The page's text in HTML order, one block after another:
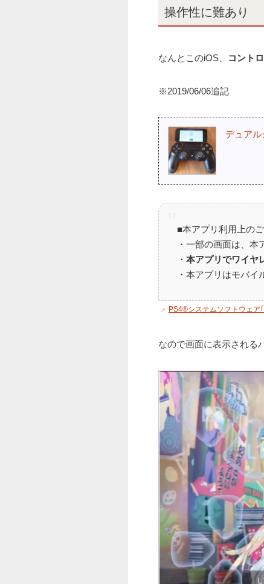
操作性に難あり
なんとこのiOS、 コント
※2019/06/06追記
デュア
■本アプリ利用上の
・一部の画面は、本
・ 本アプリでワイヤ
・本アプリはモバイ
PS4®システムソフトウェア
なので画面に表示される